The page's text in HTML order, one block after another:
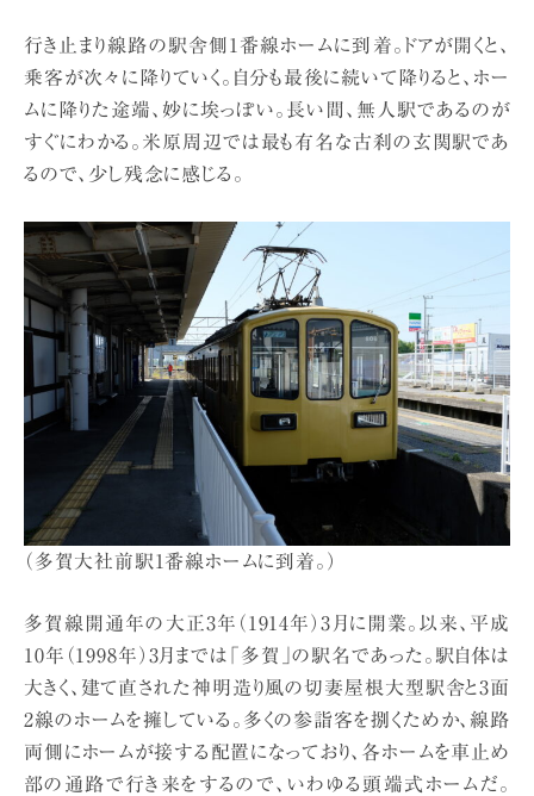
行き止まり線路の駅舎側1番線ホームに到着。ドアが開くと、
乗客が次々に降りていく。自分も最後に続いて降りると、ホー
ムに降りた途端、妙に埃っぽい。長い間、無人駅であるのが
すぐにわかる。米原周辺では最も有名な古刹の玄関駅であ
るので、少し残念に感じる。
（多賀大社前駅1番線ホームに到着。）
多賀線開通年の大正3年（1914年）3月に開業。以来、平成
10年（1998年）3月までは「多賀」の駅名であった。駅自体は
大きく、建て直された神明造り風の切妻屋根大型駅舎と3面
2線のホームを擁している。多くの参詣客を捌くためか、線路
両側にホームが接する配置になっており、各ホームを車止め
部の通路で行き来をするので、いわゆる頭端式ホームだ。